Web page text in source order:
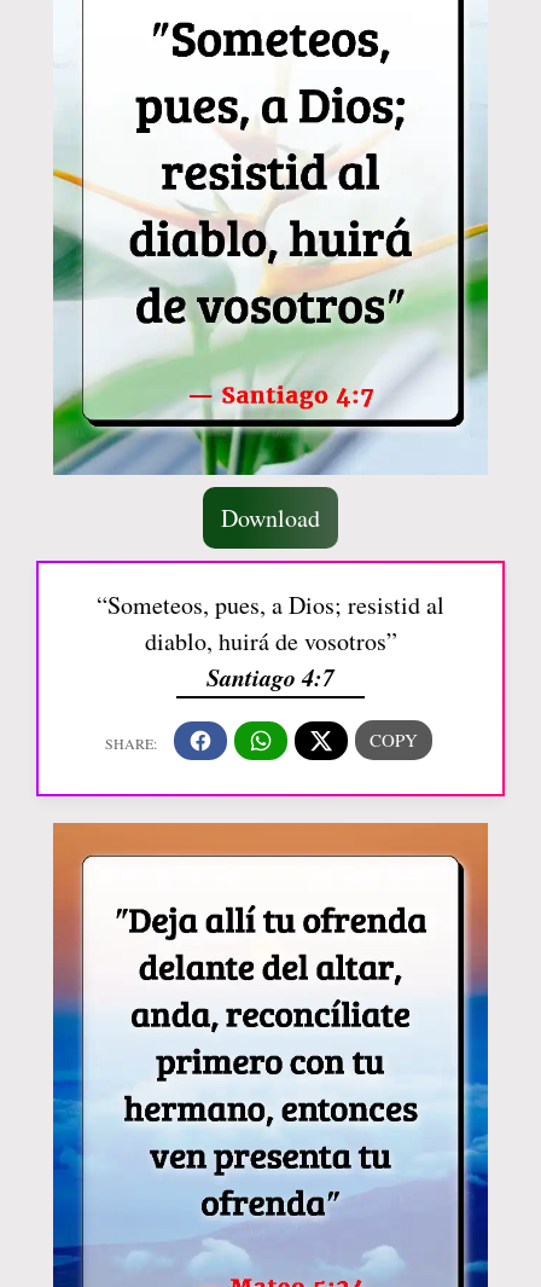
Download
“Someteos, pues, a Dios; resistid al
diablo, huirá de vosotros”
Santiago 4:7